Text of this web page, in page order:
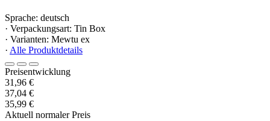
Sprache: deutsch
· Verpackungsart: Tin Box
· Varianten: Mewtu ex
· Alle Produktdetails
Preisentwicklung
31,96 €
37,04 €
35,99 €
Aktuell normaler Preis